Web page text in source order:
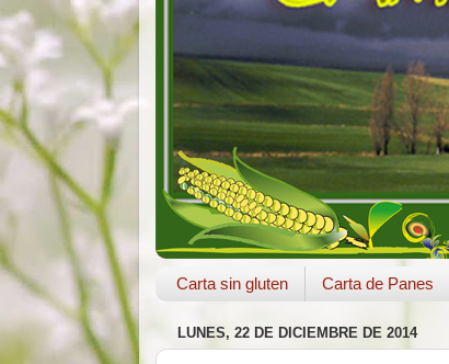
Carta sin gluten Carta de Panes
LUNES, 22 DE DICIEMBRE DE 2014